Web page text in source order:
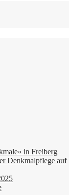
in Freiberg
Denkmalpflege auf